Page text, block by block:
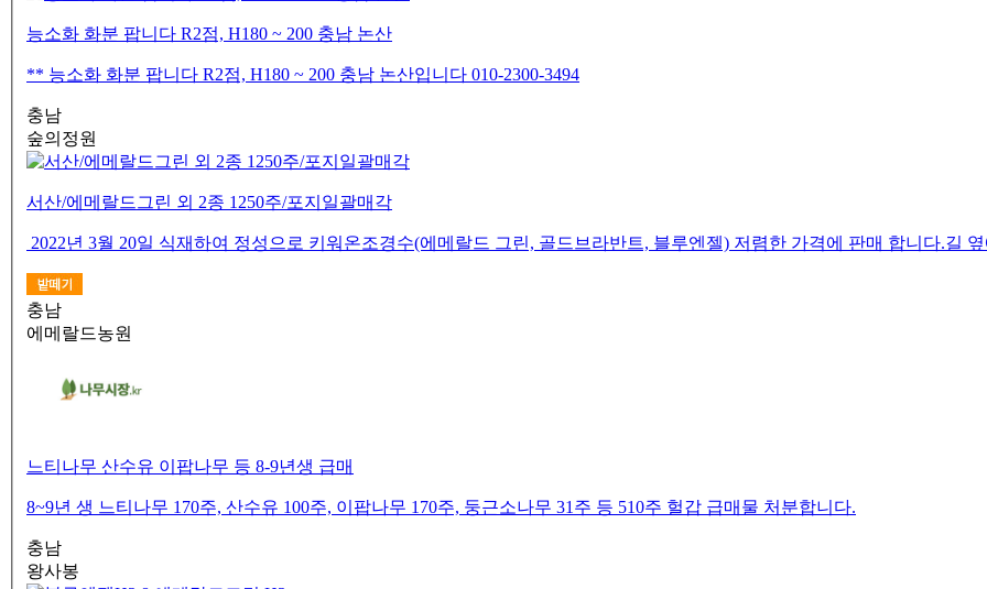
능소화 화분 팝니다 R2점, H180 ~ 200 충남 논산
** 능소화 화분 팝니다 R2점, H180 ~ 200 충남 논산입니다 010-2300-3494
충남
숲의정원
서산/에메랄드그린 외 2종 1250주/포지일괄매각
2022년 3월 20일 식재하여 정성으로 키워온조경수(에메랄드 그린, 골드브라반트, 블루엔젤) 저렴한 가격에 판매 합니다.길
충남
에메랄드농원
느티나무 산수유 이팝나무 등 8-9년생 급매
8~9년 생 느티나무 170주, 산수유 100주, 이팝나무 170주, 둥근소나무 31주 등 510주 헐갑 급매물 처분합니다.
충남
왕사봉